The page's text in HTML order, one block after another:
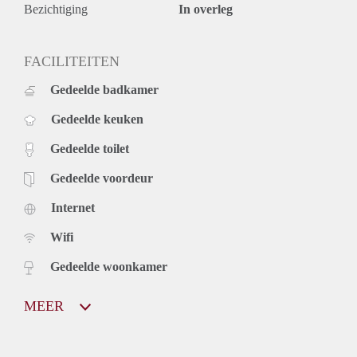
Bezichtiging In overleg
FACILITEITEN
Gedeelde badkamer
Gedeelde keuken
Gedeelde toilet
Gedeelde voordeur
Internet
Wifi
Gedeelde woonkamer
MEER